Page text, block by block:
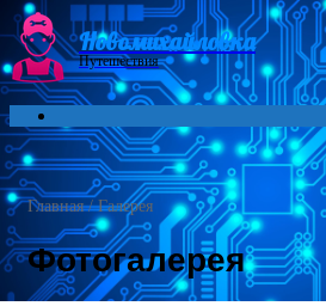
Menu
Новомихайловка
Путешествия
for
Главная /Галерея
Фотогалерея